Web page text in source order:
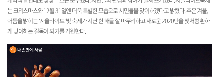
는 크리스마스와 12월 31일엔 더욱 특별한 모습으로 시민들을 맞이하겠다고 밝혔다. 추운 겨울,
어둠을 밝히는 ‘서울라이트’ 빛 축제가 지난 한 해를 잘 마무리하고 새로운 2020년을 빛처럼 환하
게 맞이하는 길목이 되기를 기원한다.